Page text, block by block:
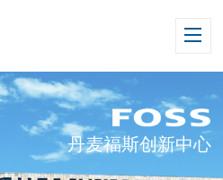
丹麦福斯创新中心